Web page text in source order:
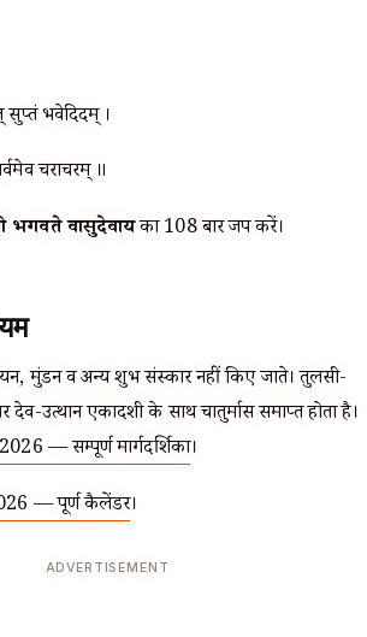
सुप्तं भवेदिदम् ।
चराचरम् ॥
भगवते वासुदेवायका 108 बार जप करें।
मुंडन व अन्य शुभ संस्कार नहीं किए जाते। तुलसी-
देव-उत्थान एकादशी के साथ चातुर्मास समाप्त होता है।
— सम्पूर्ण मार्गदर्शिका।
— पूर्ण कैलेंडर।
ADVERTISEMENT